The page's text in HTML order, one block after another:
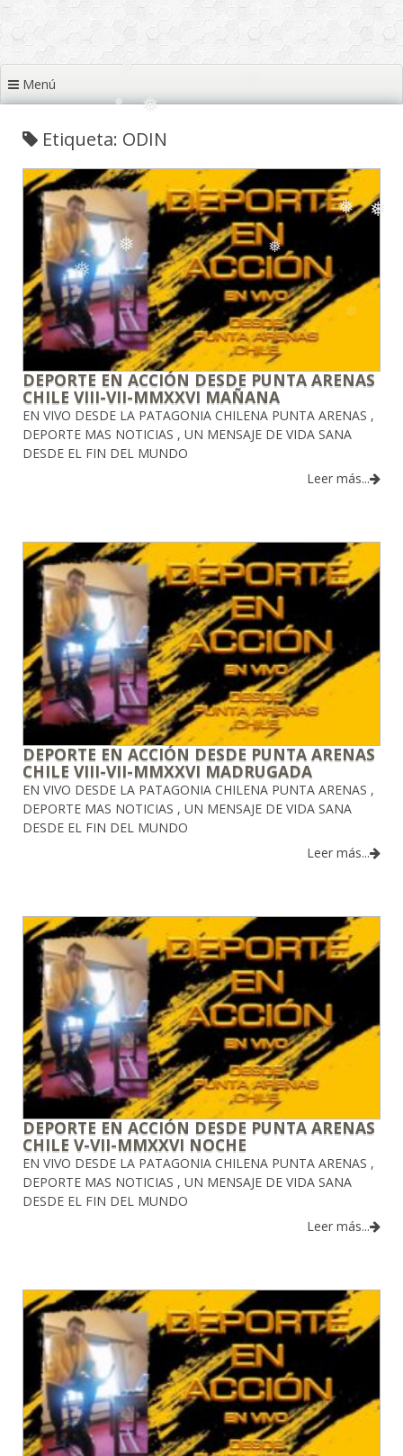
❅
❅
❅
❅
❅
❅
❅
❅
❅
Menú
Etiqueta: ODIN
DEPORTE EN ACCIÓN DESDE PUNTA ARENAS
CHILE VIII-VII-MMXXVI MAÑANA
EN VIVO DESDE LA PATAGONIA CHILENA PUNTA ARENAS ,
DEPORTE MAS NOTICIAS , UN MENSAJE DE VIDA SANA
DESDE EL FIN DEL MUNDO
Leer más...
DEPORTE EN ACCIÓN DESDE PUNTA ARENAS
CHILE VIII-VII-MMXXVI MADRUGADA
EN VIVO DESDE LA PATAGONIA CHILENA PUNTA ARENAS ,
DEPORTE MAS NOTICIAS , UN MENSAJE DE VIDA SANA
DESDE EL FIN DEL MUNDO
Leer más...
DEPORTE EN ACCIÓN DESDE PUNTA ARENAS
CHILE V-VII-MMXXVI NOCHE
EN VIVO DESDE LA PATAGONIA CHILENA PUNTA ARENAS ,
DEPORTE MAS NOTICIAS , UN MENSAJE DE VIDA SANA
DESDE EL FIN DEL MUNDO
Leer más...